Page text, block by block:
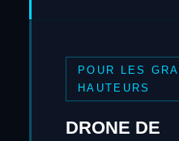
POUR LES
HAUTEURS
DRONE DE